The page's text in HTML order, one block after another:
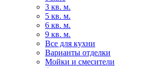
3 кв. м.
5 кв. м.
6 кв. м.
9 кв. м.
Все для кухни
Варианты отделки
Мойки и смесители